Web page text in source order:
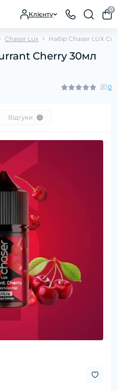
Клієнту
0
Chaser Lux Набір Chaser LUX
Cherry 30мл
0
Відгуки 0